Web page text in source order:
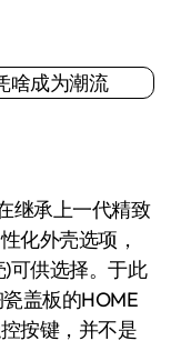
承上一代精致
化外壳选项，
可供选择。于此
盖板的HOME
按键，并不是